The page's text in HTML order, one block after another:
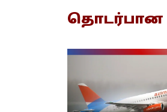
தொடர்பான